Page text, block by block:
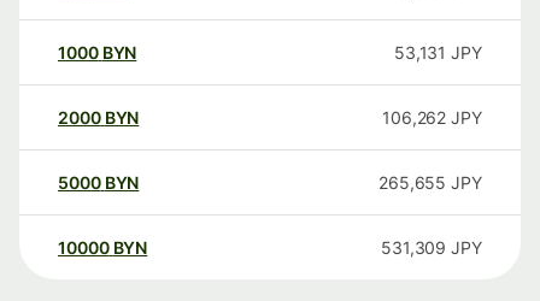
1000 BYN 53,131 JPY
2000 BYN 106,262 JPY
5000 BYN 265,655 JPY
10000 BYN 531,309 JPY